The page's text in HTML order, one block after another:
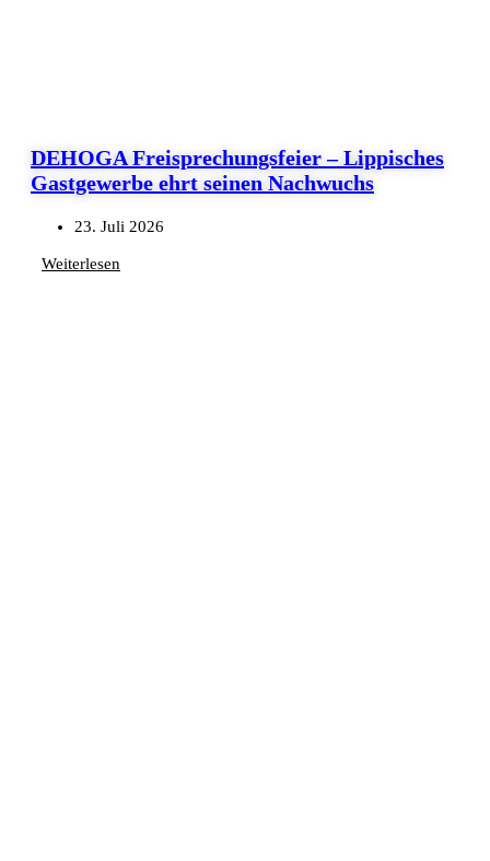
DEHOGA Freisprechungsfeier – Lippisches
Gastgewerbe ehrt seinen Nachwuchs
23. Juli 2026
Weiterlesen